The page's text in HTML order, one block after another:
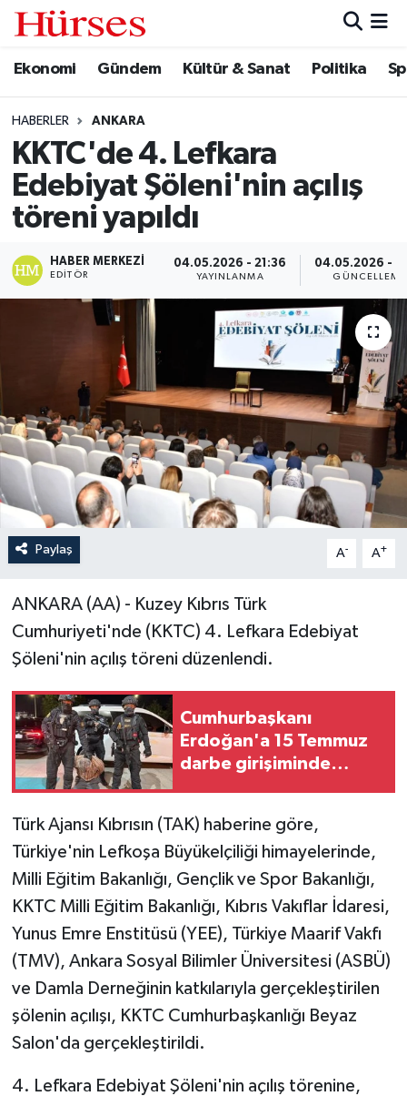
Ekonomi Gündem Kültür & Sanat Politika
HABERLER ANKARA
KKTC'de 4. Lefkara
Edebiyat Şöleni'nin açılış
töreni yapıldı
HABER MERKEZI
EDITÖR
04.05.2026 - 21:36
YAYINLANMA
04.05.2026 -
GÜNCELLEME
Paylaş A- A+
ANKARA (AA) - Kuzey Kıbrıs Türk
Cumhuriyeti'nde (KKTC) 4. Lefkara Edebiyat
Şöleni'nin açılış töreni düzenlendi.
Cumhurbaşkanı
Erdoğan'a 15 Temmuz
darbe girişiminde
yakalandı
Türk Ajansı Kıbrısın (TAK) haberine göre,
Türkiye'nin Lefkoşa Büyükelçiliği himayelerinde,
Milli Eğitim Bakanlığı, Gençlik ve Spor Bakanlığı,
KKTC Milli Eğitim Bakanlığı, Kıbrıs Vakıflar İdaresi,
Yunus Emre Enstitüsü (YEE), Türkiye Maarif Vakfı
(TMV), Ankara Sosyal Bilimler Üniversitesi (ASBÜ)
ve Damla Derneğinin katkılarıyla gerçekleştirilen
şölenin açılışı, KKTC Cumhurbaşkanlığı Beyaz
Salon'da gerçekleştirildi.
4. Lefkara Edebiyat Şöleni'nin açılış törenine,
Ekonomi
Gündem
Kültür & Sanat
Politika
Spor
Turizm
Hava Durumu
Trafik Durumu
Süper Lig Puan Durumu ve Fikstür
Tüm Manşetler
Son Dakika Haberleri
Haber Arşivi